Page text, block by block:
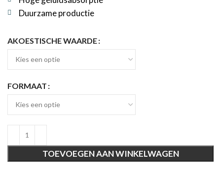
Duurzame productie
AKOESTISCHE WAARDE
FORMAAT
TOEVOEGEN AAN WINKELWAGEN